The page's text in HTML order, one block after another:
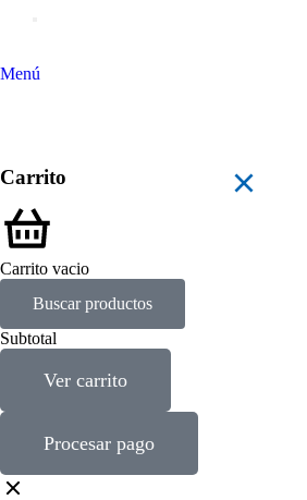
Menú
Carrito
Carrito vacio
Buscar productos
Subtotal
Ver carrito
Procesar pago